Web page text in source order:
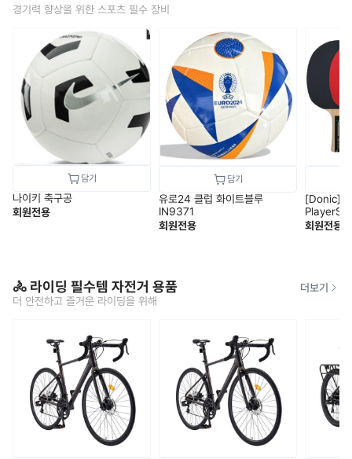
경기력 향상을 위한 스포츠 필수 장비
나이키 축구공
회원전용
유로24 클럽 화이트블루
IN9371
회원전용
[Donic]
회원전용
🚴 라이딩 필수템 자전거 용품
더 안전하고 즐거운 라이딩을 위해
더보기